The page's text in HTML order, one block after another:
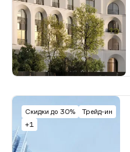
Скидки до 30%
Трейд-ин
+1